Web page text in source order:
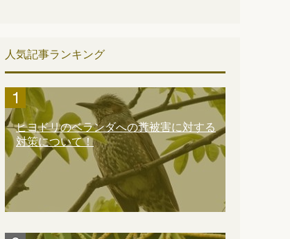
人気記事ランキング
ヒヨドリのベランダへの糞被害に対する
対策について！